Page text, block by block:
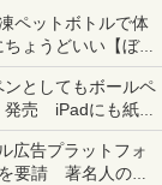
ペットボトルで体
ょうどいい【ぼっ
にしてる？】
としてもボールペ
発売 iPadにも紙に
広告プラットフォ
要請 著名人の写